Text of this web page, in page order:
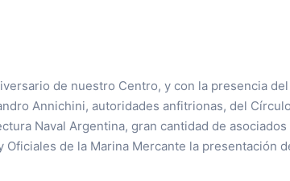
de nuestro Centro, y con la presencia
Annichini, autoridades anfitrionas, del
Naval Argentina, gran cantidad de
Oficiales de la Marina Mercante la presentación